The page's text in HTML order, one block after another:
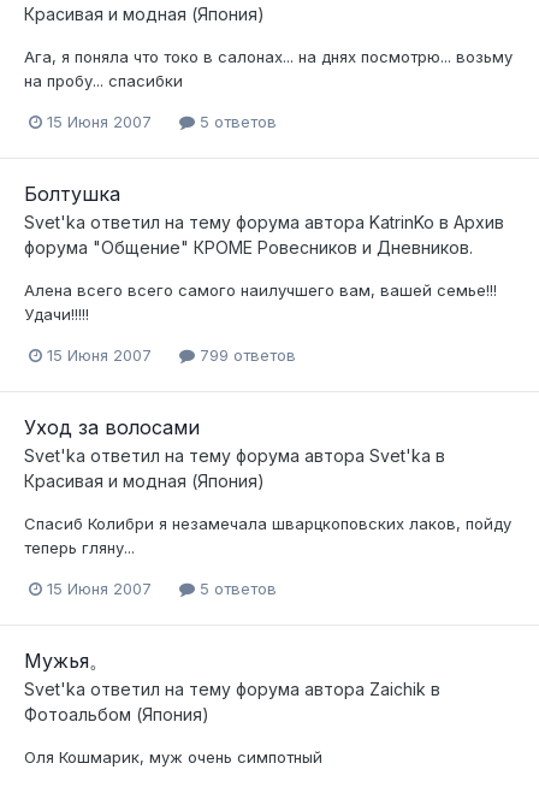
Красивая и модная (Япония)
Ага, я поняла что токо в салонах... на днях посмотрю... возьму
на пробу... спасибки
15 Июня 2007 5 ответов
Болтушка
Svet'ka ответил на тему форума автора KatrinKo в Архив
форума "Общение" КРОМЕ Ровесников и Дневников.
Алена всего всего самого наилучшего вам, вашей семье!!!
Удачи!!!!!
15 Июня 2007 799 ответов
Уход за волосами
Svet'ka ответил на тему форума автора Svet'ka в
Красивая и модная (Япония)
Спасиб Колибри я незамечала шварцкоповских лаков, пойду
теперь гляну...
15 Июня 2007 5 ответов
Мужья。
Svet'ka ответил на тему форума автора Zaichik в
Фотоальбом (Япония)
Оля Кошмарик, муж очень симпотный